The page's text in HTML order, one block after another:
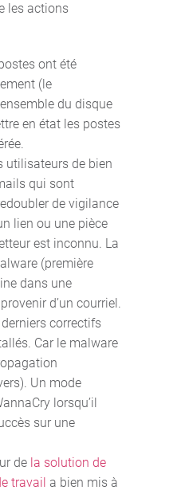
les actions
ont été
(le
du disque
en état les postes
utilisateurs de bien
qui sont
de vigilance
lien ou une pièce
est inconnu. La
(première
dans une
d’un courriel.
correctifs
Car le malware
Un mode
lorsqu’il
sur une
de la solution de
travail a bien mis à